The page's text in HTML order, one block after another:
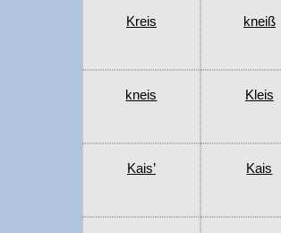
Kreis kneiß
kneis Kleis
Kais’ Kais